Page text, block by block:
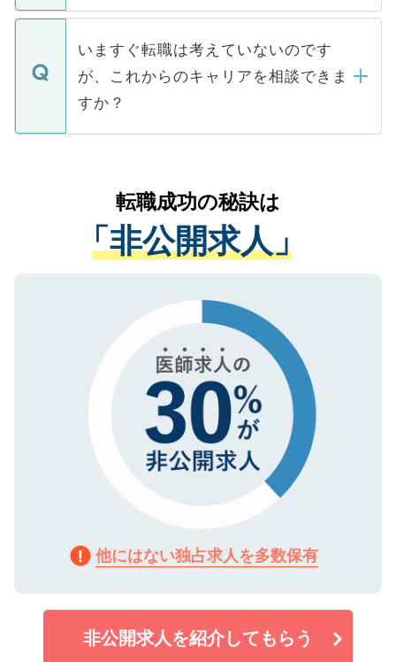
関を公にしてしまうと、応募が殺到する場
に、医療機関が求める条件に合った人材の
みを人材紹介会社に依頼するケースが増え
ています。
定を承諾する必要はありません。内定先へ
の辞退の連絡はキャリアパートナーが行い
個人情報が漏えいすることはありませんの
で、ご安心ください。当サイトからの登録
などで収集したご登録者様の個人情報は、
ご本人のキャリアアップおよび転職活動の
支援を目的に使用いたします。お預かりし
ているすべての個人データはご本人の許可
は、個人情報の取り扱いについての厳密な
管理基準を満たした事業者のみに付与され
る、プライバシーマークを取得済みです。
で、機密保持に関してもご安心ください。
いますぐ転職は考えていないのです
が、これからのキャリアを相談できま
すか？
かがいして、現在の医療機関の状況や紹介
経験をまじえながら、適切なアドバイスを
させていただきます。すぐにご転職をされ
ない方には、長期的なサポートが可能です
ので、まずはご登録ください。
転職成功の秘訣は
「非公開求人」
他にはない独占求人を多数保有
非公開求人を紹介してもらう